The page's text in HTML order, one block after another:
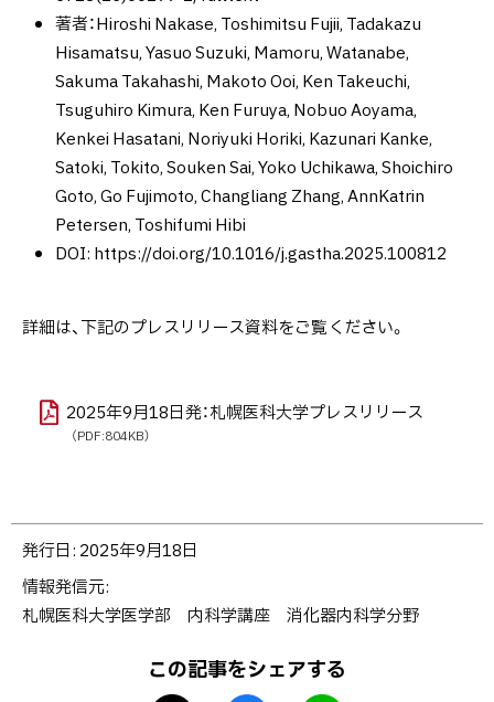
著者：Hiroshi Nakase, Toshimitsu Fujii, Tadakazu
Hisamatsu, Yasuo Suzuki, Mamoru, Watanabe,
Sakuma Takahashi, Makoto Ooi, Ken Takeuchi,
Tsuguhiro Kimura, Ken Furuya, Nobuo Aoyama,
Kenkei Hasatani, Noriyuki Horiki, Kazunari Kanke,
Satoki, Tokito, Souken Sai, Yoko Uchikawa, Shoichiro
Goto, Go Fujimoto, Changliang Zhang, AnnKatrin
Petersen, Toshifumi Hibi
DOI: https://doi.org/10.1016/j.gastha.2025.100812
詳細は、下記のプレスリリース資料をご覧ください。
2025年9月18日発：札幌医科大学プレスリリース
（PDF:804KB）
ト
ッ
プ
に
発行日: 2025年9月18日
情報発信元
札幌医科大学医学部 内科学講座 消化器内科学分野
この記事をシェアする